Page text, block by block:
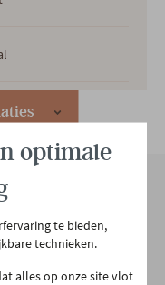
151
optimale
te bieden,
technieken.
alles op onze site vlot